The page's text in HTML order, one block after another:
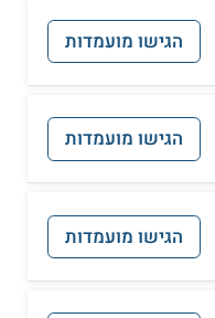
הגישו מועמדות
הגישו מועמדות
הגישו מועמדות